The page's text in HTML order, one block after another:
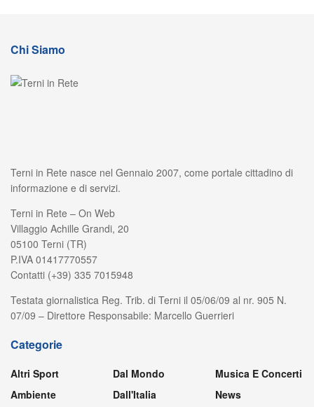
Chi Siamo
Terni in Rete nasce nel Gennaio 2007, come portale cittadino di
informazione e di servizi.
Terni in Rete – On Web
Villaggio Achille Grandi, 20
05100 Terni (TR)
P.IVA 01417770557
Contatti (+39) 335 7015948
Testata giornalistica Reg. Trib. di Terni il 05/06/09 al nr. 905 N.
07/09 – Direttore Responsabile: Marcello Guerrieri
Categorie
Altri Sport
Ambiente
Dal Mondo
Dall'Italia
Musica E Concerti
News